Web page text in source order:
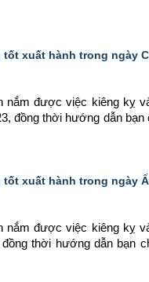
xuất hành trong ngày
nắm được việc kiêng kỵ
đồng thời hướng dẫn bạn
xuất hành trong ngày
nắm được việc kiêng kỵ
thời hướng dẫn bạn